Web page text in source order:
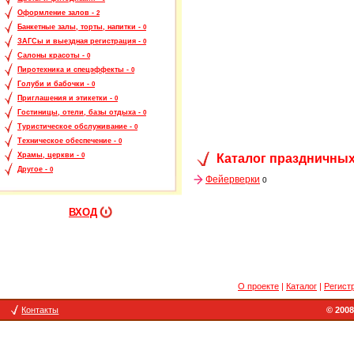
Оформление залов - 2
Банкетные залы, торты, напитки - 0
ЗАГСы и выездная регистрация - 0
Салоны красоты - 0
Пиротехника и спецэффекты - 0
Голуби и бабочки - 0
Приглашения и этикетки - 0
Гостиницы, отели, базы отдыха - 0
Туристическое обслуживание - 0
Техническое обеспечение - 0
Храмы, церкви - 0
Другое - 0
ВХОД
Каталог
Фейерверки 0
О проекте Каталог
Контакты ©